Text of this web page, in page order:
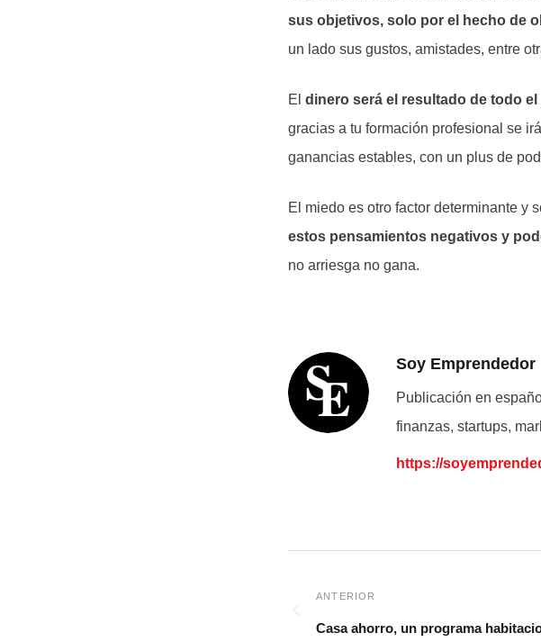
sus objetivos, solo por el hecho de
un lado sus gustos, amistades, entre
El dinero será el resultado de todo
gracias a tu formación profesional se
ganancias estables, con un plus de
El miedo es otro factor determinante y
estos pensamientos negativos y
no arriesga no gana.
Soy Emprendedor
Publicación en
finanzas, startups,
https://
Casa ahorro, un programa